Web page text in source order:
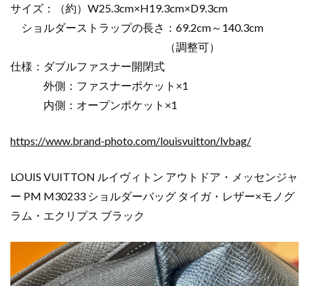
サイズ：（約）W25.3cm×H19.3cm×D9.3cm
ショルダーストラップの長さ：69.2cm～140.3cm
（調整可）
仕様：ダブルファスナー開閉式
外側：ファスナーポケット×1
内側：オープンポケット×1
https://www.brand-photo.com/louisvuitton/lvbag/
LOUIS VUITTON ルイヴィトン アウトドア・メッセンジャ
ー PM M30233 ショルダーバッグ タイガ・レザー×モノグ
ラム・エクリプス ブラック